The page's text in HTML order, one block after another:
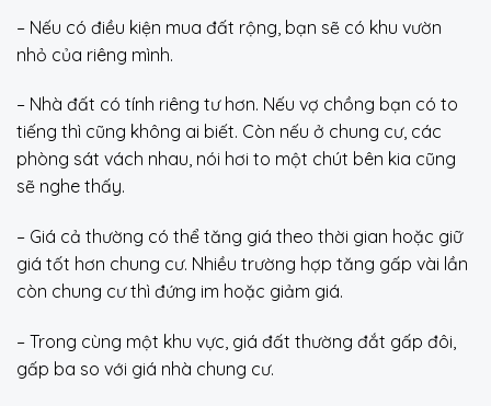
– Nếu có điều kiện mua đất rộng, bạn sẽ có khu vườn
nhỏ của riêng mình.
– Nhà đất có tính riêng tư hơn. Nếu vợ chồng bạn có to
tiếng thì cũng không ai biết. Còn nếu ở chung cư, các
phòng sát vách nhau, nói hơi to một chút bên kia cũng
sẽ nghe thấy.
– Giá cả thường có thể tăng giá theo thời gian hoặc giữ
giá tốt hơn chung cư. Nhiều trường hợp tăng gấp vài lần
còn chung cư thì đứng im hoặc giảm giá.
– Trong cùng một khu vực, giá đất thường đắt gấp đôi,
gấp ba so với giá nhà chung cư.